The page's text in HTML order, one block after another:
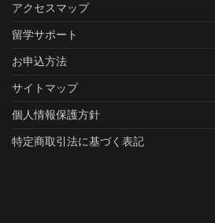
アクセスマップ
留学サポート
お申込方法
サイトマップ
個人情報保護方針
特定商取引法に基づく表記